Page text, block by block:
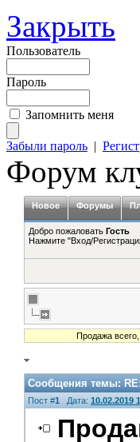
Закрыть
Пользователь
Пароль
Запомнить меня
Забыли пароль |
Форум
Новое Форумы
Добро пожаловать Гость
Нажмите "Вход/
Продажа
Сообщения темы:
Пост #1 Дата: 10.02.2019